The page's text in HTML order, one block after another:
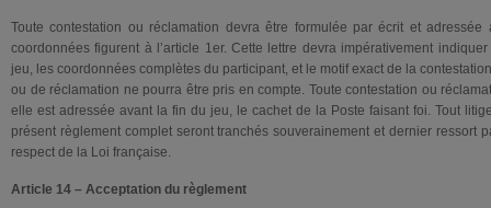
Toute contestation ou réclamation devra être formulée par écrit et
coordonnées figurent à l’article 1er. Cette lettre devra impérativement
jeu, les coordonnées complètes du participant, et le motif exact de la
ou de réclamation ne pourra être pris en compte. Toute contestation ou
elle est adressée avant la fin du jeu, le cachet de la Poste faisant foi. Tout
présent règlement complet seront tranchés souverainement et dernier ressort
respect de la Loi française.
Article 14 – Acceptation du règlement